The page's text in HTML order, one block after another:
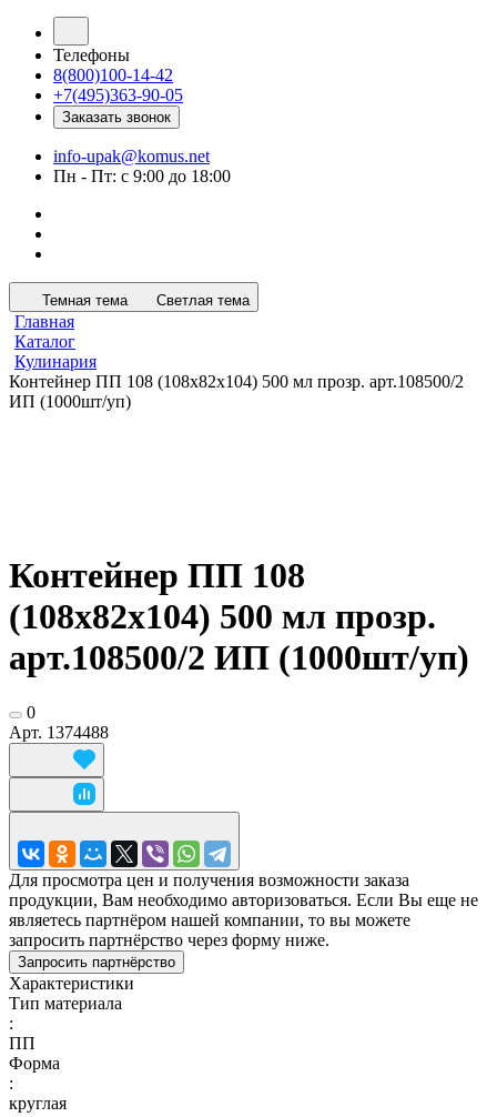
Телефоны
8(800)100-14-42
+7(495)363-90-05
Заказать звонок
info-upak@komus.net
Пн - Пт: с 9:00 до 18:00
Темная тема Светлая тема
Главная
Каталог
Кулинария
Контейнер ПП 108 (108х82х104) 500 мл прозр. арт.108500/2
ИП (1000шт/уп)
Контейнер ПП 108
(108х82х104) 500 мл прозр.
арт.108500/2 ИП (1000шт/уп)
0
Арт. 1374488
Для просмотра цен и получения возможности заказа
продукции, Вам необходимо авторизоваться. Если Вы еще не
являетесь партнёром нашей компании, то вы можете
запросить партнёрство через форму ниже.
Запросить партнёрство
Характеристики
Тип материала
:
ПП
Форма
:
круглая